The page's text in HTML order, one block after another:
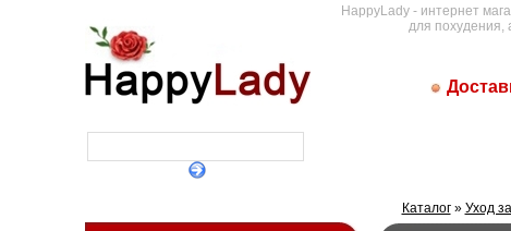
HappyLady - интернет
для похудения,
Каталог» Уход